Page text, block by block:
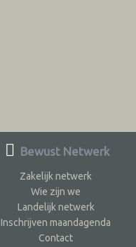
Bewust Netwerk
Zakelijk netwerk
Wie zijn we
Landelijk netwerk
Inschrijven maandagenda
Contact